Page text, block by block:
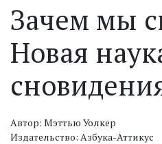
Зачем мы
Новая
Автор: Мэттью Уолкер
Издательство: Азбука-Аттикус